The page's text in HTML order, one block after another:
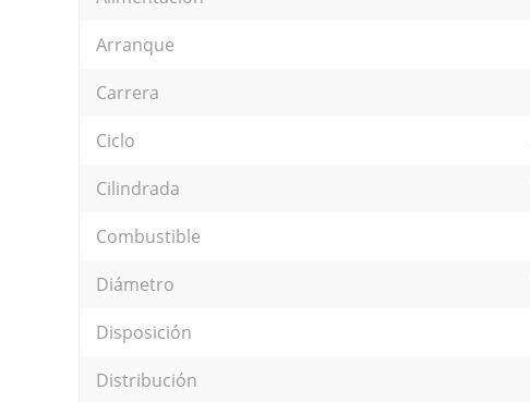
Arranque
Carrera
Ciclo
Cilindrada
Combustible
Diámetro
Disposición
Distribución